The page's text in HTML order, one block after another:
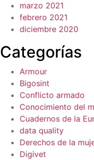
marzo 2021
febrero 2021
diciembre 2020
Categorías
Armour
Bigosint
Conflicto armado
Conocimiento del
Cuadernos de la
data quality
Derechos de la
Digivet